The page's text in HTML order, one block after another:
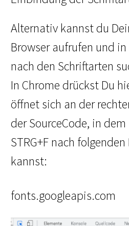
Alternativ kannst du
Browser aufrufen und
nach den Schriftarten
In Chrome drückst Du
öffnet sich an der
der SourceCode, in
STRG+F nach
kannst:
fonts.googleapis.com